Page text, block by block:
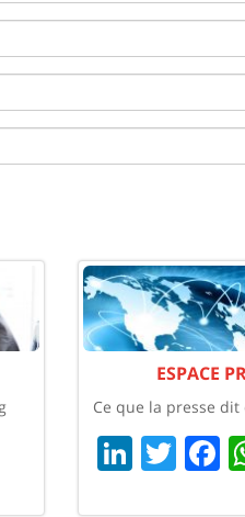
ESPACE
Ce que la presse dit